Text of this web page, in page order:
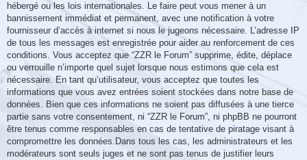
hébergé ou les lois internationales. Le faire peut vous mener à un
bannissement immédiat et permanent, avec une notification à votre
fournisseur d’accès à internet si nous le jugeons nécessaire. L’adresse IP
de tous les messages est enregistrée pour aider au renforcement de ces
conditions. Vous acceptez que “ZZR le Forum” supprime, édite, déplace
ou verrouille n’importe quel sujet lorsque nous estimons que cela est
nécessaire. En tant qu’utilisateur, vous acceptez que toutes les
informations que vous avez entrées soient stockées dans notre base de
données. Bien que ces informations ne soient pas diffusées à une tierce
partie sans votre consentement, ni “ZZR le Forum”, ni phpBB ne pourront
être tenus comme responsables en cas de tentative de piratage visant à
compromettre les données.Dans tous les cas, les administrateurs et les
modérateurs sont seuls juges et ne sont pas tenus de justifier leurs